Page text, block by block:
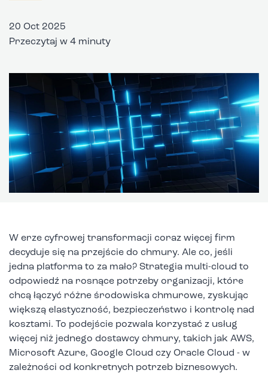
20 Oct 2025
Przeczytaj w 4 minuty
W erze cyfrowej transformacji coraz więcej firm
decyduje się na przejście do chmury. Ale co, jeśli
jedna platforma to za mało? Strategia multi-cloud to
odpowiedź na rosnące potrzeby organizacji, które
chcą łączyć różne środowiska chmurowe, zyskując
większą elastyczność, bezpieczeństwo i kontrolę nad
kosztami. To podejście pozwala korzystać z usług
więcej niż jednego dostawcy chmury, takich jak AWS,
Microsoft Azure, Google Cloud czy Oracle Cloud - w
zależności od konkretnych potrzeb biznesowych.